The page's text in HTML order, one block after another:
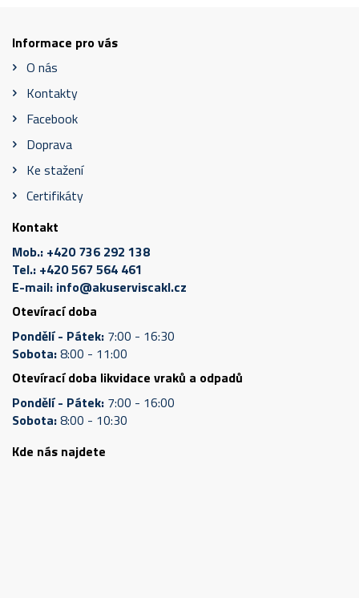
Informace pro vás
O nás
Kontakty
Facebook
Doprava
Ke stažení
Certifikáty
Kontakt
Mob.: +420 736 292 138
Tel.: +420 567 564 461
E-mail: info@akuserviscakl.cz
Otevírací doba
Pondělí - Pátek: 7:00 - 16:30
Sobota:8:00 - 11:00
Otevírací doba likvidace vraků a odpadů
Pondělí - Pátek: 7:00 - 16:00
Sobota:8:00 - 10:30
Kde nás najdete